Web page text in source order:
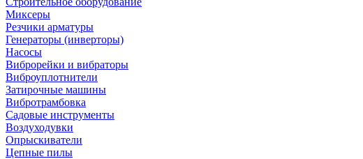
Миксеры
Резчики арматуры
Генераторы (инверторы)
Насосы
Виброрейки и вибраторы
Виброуплотнители
Затирочные машины
Вибротрамбовка
Садовые инструменты
Воздуходувки
Опрыскиватели
Цепные пилы